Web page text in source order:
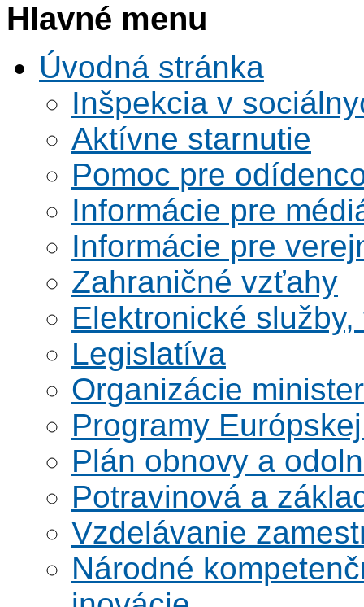
Hlavné menu
Úvodná stránka
Inšpekcia v
Aktívne starnutie
Pomoc pre
Informácie pre
Informácie pre
Zahraničné vzťahy
Elektronické
Legislatíva
Organizácie
Programy
Plán obnovy a
Potravinová a
Vzdelávanie
Národné